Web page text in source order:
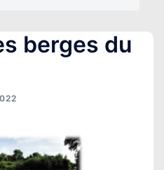
berges du